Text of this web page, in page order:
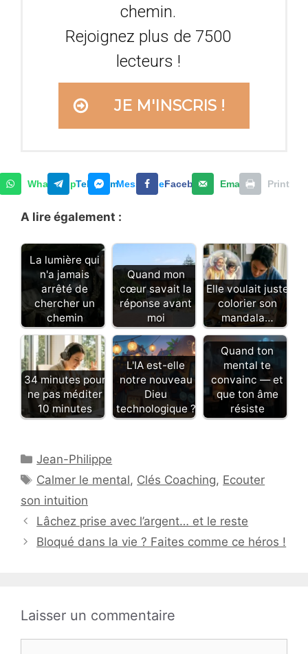
chemin.
Rejoignez plus de 7500
lecteurs !
JE M'INSCRIS !
WhatsAppTelegramMessengerFacebook Email Print
A lire également :
La lumière qui
n'a jamais
arrêté de
chercher un
chemin
Quand mon
cœur savait la
réponse avant
moi
Elle voulait juste
colorier son
mandala…
34 minutes pour
ne pas méditer
10 minutes
L'IA est-elle
notre nouveau
Dieu
technologique ?
Quand ton
mental te
convainc — et
que ton âme
résiste
Catégories
Jean-Philippe
Étiquettes
Calmer le mental, Clés Coaching, Ecouter
son intuition
Lâchez prise avec l’argent… et le reste
Bloqué dans la vie ? Faites comme ce héros !
Laisser un commentaire